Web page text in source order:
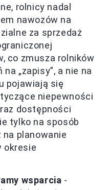
rolnicy nadal
nawozów na
za sprzedaż
co zmusza rolników
„zapisy”, a nie na
pojawiają się
niepewności
dostępności
tylko na sposób
na planowanie
okresie
wsparcia -